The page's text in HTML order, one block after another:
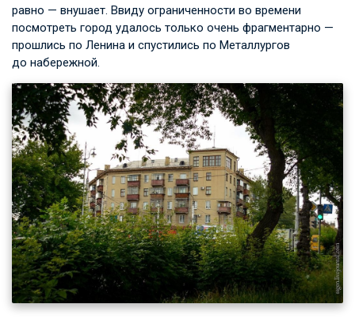
равно — внушает. Ввиду ограниченности во времени
посмотреть город удалось только очень фрагментарно —
прошлись по Ленина и спустились по Металлургов
до набережной.